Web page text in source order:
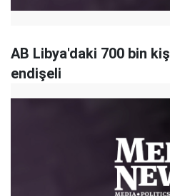
AB Libya'daki 700 bin
endişeli